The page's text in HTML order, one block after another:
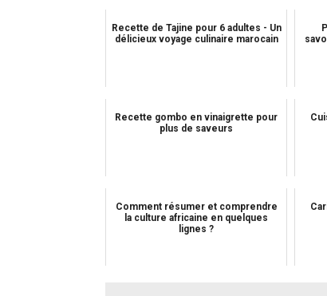
Recette de Tajine pour 6 adultes - Un
délicieux voyage culinaire marocain
Recette gombo en vinaigrette pour
plus de saveurs
Comment résumer et comprendre
la culture africaine en quelques
lignes ?